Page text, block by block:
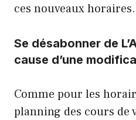
ces nouveaux horaires.
Se désabonner de
cause d’une
Comme pour les
planning des cours de